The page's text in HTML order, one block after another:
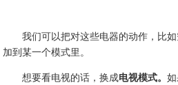
我们可以把对这些电器的动作，比
加到某一个模式里。
想要看电视的话，换成电视模式。